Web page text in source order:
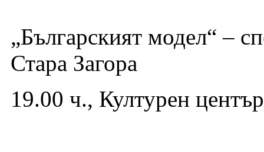
„Българският модел“ –
Стара Загора
19.00 ч., Културен